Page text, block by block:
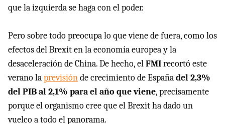
que la izquierda se haga con el poder.
Pero sobre todo preocupa lo que viene de fuera, como los
efectos del Brexit en la economía europea y la
desaceleración de China. De hecho, elFMIrecortó este
verano laprevisiónde crecimiento de Españadel 2,3%
del PIB al 2,1% para el año que viene, precisamente
porque el organismo cree que el Brexit ha dado un
vuelco a todo el panorama.